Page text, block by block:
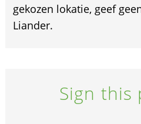
gekozen lokatie, geef
Liander.
Sign this